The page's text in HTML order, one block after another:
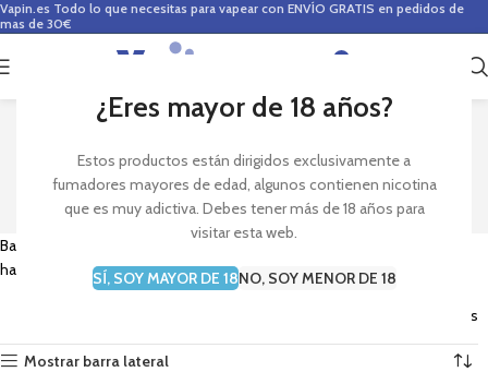
¿Eres mayor de 18 años?
Estos productos están dirigidos exclusivamente a
fumadores mayores de edad, algunos contienen nicotina
que es muy adictiva. Debes tener más de 18 años para
visitar esta web.
SÍ, SOY MAYOR DE 18NO, SOY MENOR DE 18
Vapin.es Todo lo que necesitas para vapear con ENVÍO GRATIS en pedidos de
mas de 30€
0
BASES ALQUIMIA 100ml
Base con glicerina vegetal y propilenglicol para mezclar con aromas y
hacer tus propios e-líquidos para vapeo.
Mostrando los 3 resultados
Mostrar barra lateral